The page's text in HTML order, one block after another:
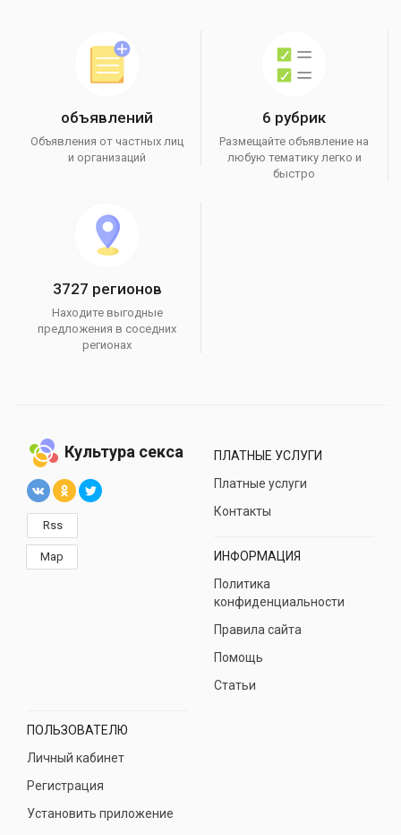
объявлений
Объявления от частных лиц
и организаций
6 рубрик
Размещайте объявление на
любую тематику легко и
быстро
3727 регионов
Находите выгодные
предложения в соседних
регионах
Культура секса
Rss
Map
ПЛАТНЫЕ УСЛУГИ
Платные услуги
Контакты
ИНФОРМАЦИЯ
Политика
конфиденциальности
Правила сайта
Помощь
Статьи
ПОЛЬЗОВАТЕЛЮ
Личный кабинет
Регистрация
Установить приложение